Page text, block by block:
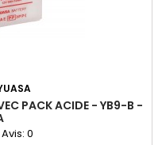
PACK ACIDE - YB9-B -
Avis: 0